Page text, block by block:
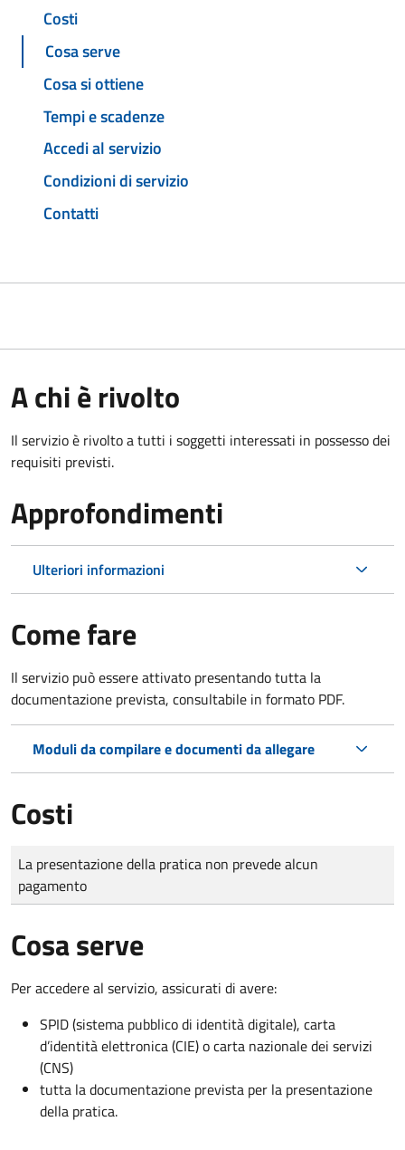
Costi
Cosa serve
Cosa si ottiene
Tempi e scadenze
Accedi al servizio
Condizioni di servizio
Contatti
A chi è rivolto
Il servizio è rivolto a tutti i soggetti interessati in possesso dei
requisiti previsti.
Approfondimenti
Ulteriori informazioni
Come fare
Il servizio può essere attivato presentando tutta la
documentazione prevista, consultabile in formato PDF.
Moduli da compilare e documenti da allegare
Costi
Tipo di pagamento
Importo
La presentazione della pratica non prevede alcun
pagamento
Cosa serve
Per accedere al servizio, assicurati di avere:
SPID (sistema pubblico di identità digitale), carta
d’identità elettronica (CIE) o carta nazionale dei servizi
(CNS)
tutta la documentazione prevista per la presentazione
della pratica.